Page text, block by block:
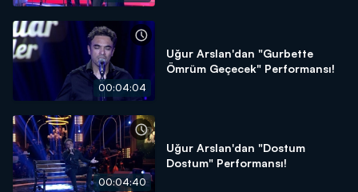
00:04:04
Uğur Arslan'dan "Gurbette
Ömrüm Geçecek" Performansı!
00:04:40
Uğur Arslan'dan "Dostum
Dostum" Performansı!